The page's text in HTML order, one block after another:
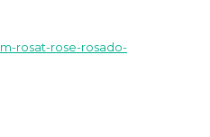
rosat-rose-rosado-